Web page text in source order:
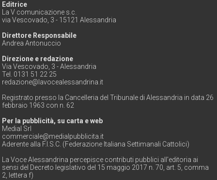
Editrice
La V comunicazione s.c.
via Vescovado, 3 - 15121 Alessandria
Direttore Responsabile
Andrea Antonuccio
Direzione e redazione
Via Vescovado, 3 - Alessandria
Tel. 0131 51 22 25
redazione@lavocealessandrina.it
Registrato presso la Cancelleria del Tribunale di Alessandria in data 26
febbraio 1963 con n. 62
Per la pubblicità, su carta e web
Medial Srl
commerciale@medialpubblicita.it
Aderente alla F.I.S.C. (Federazione Italiana Settimanali Cattolici)
La Voce Alessandrina percepisce contributi pubblici all'editoria ai
sensi del Decreto legislativo del 15 maggio 2017 n. 70, art. 5, comma
2, lettera f)